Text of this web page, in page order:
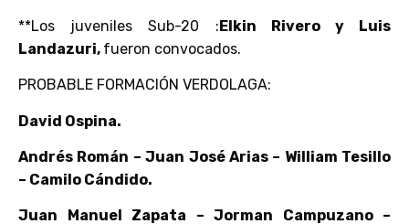
**Los juveniles Sub-20 :Elkin Rivero y Luis
Landazuri, fueron convocados.
PROBABLE FORMACIÓN VERDOLAGA:
David Ospina.
Andrés Román – Juan José Arias – William Tesillo
– Camilo Cándido.
Juan Manuel Zapata – Jorman Campuzano –